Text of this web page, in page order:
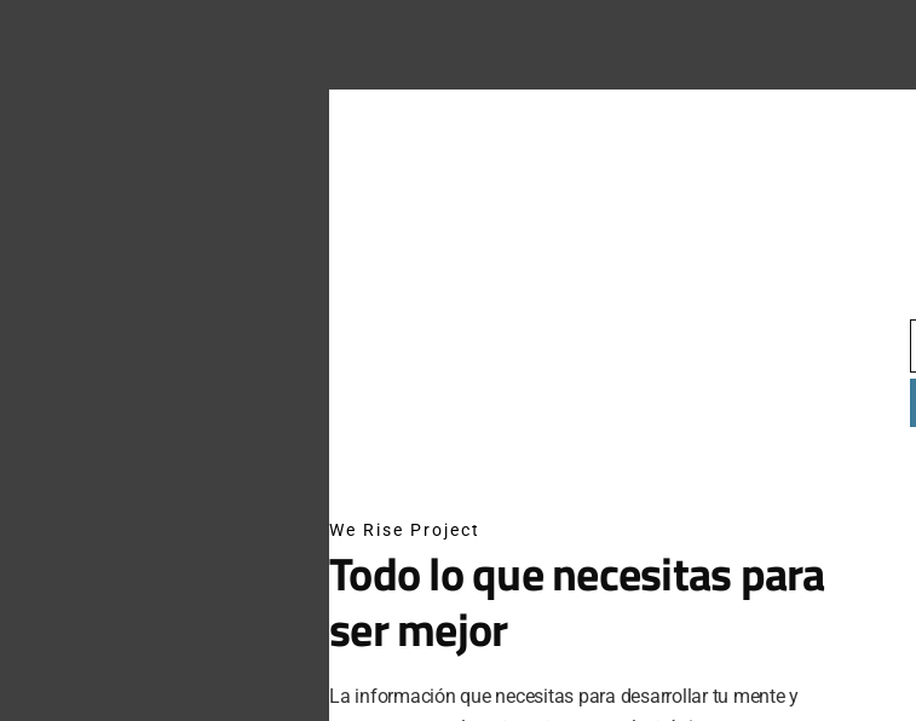
We Rise Project
Todo lo que necesitas para
ser mejor
La información que necesitas para desarrollar tu mente y